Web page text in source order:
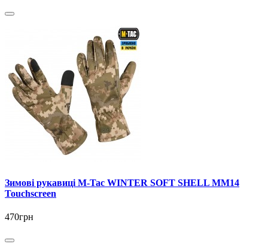
Зимові рукавиці M-Tac WINTER SOFT SHELL MM14
Touchscreen
470грн